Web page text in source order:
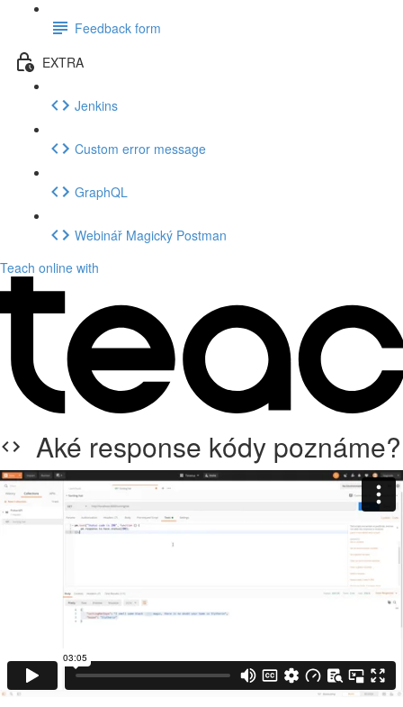
Feedback form
EXTRA
Jenkins
Custom error message
GraphQL
Webinář Magický Postman
Teach online with
Aké response kódy poznáme?